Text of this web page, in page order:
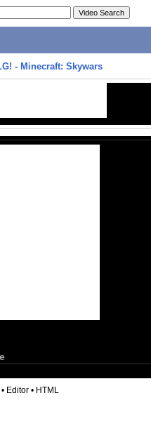
- Minecraft: Skywars
• Editor • HTML